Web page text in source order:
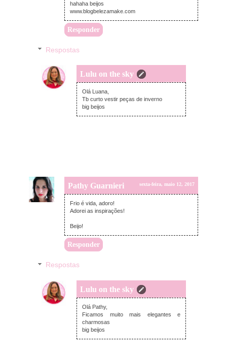
hahaha beijos
www.blogbelezamake.com
Responder
Respostas
Lulu on the sky
sábado, maio 13, 2017
Olá Luana,
Tb curto vestir peças de inverno
big beijos
Pathy Guarnieri sexta-feira, maio 12, 2017
Frio é vida, adoro!
Adorei as inspirações!
Beijo!
Responder
Respostas
Lulu on the sky
sábado, maio 13, 2017
Olá Pathy,
Ficamos muito mais elegantes e
charmosas
big beijos